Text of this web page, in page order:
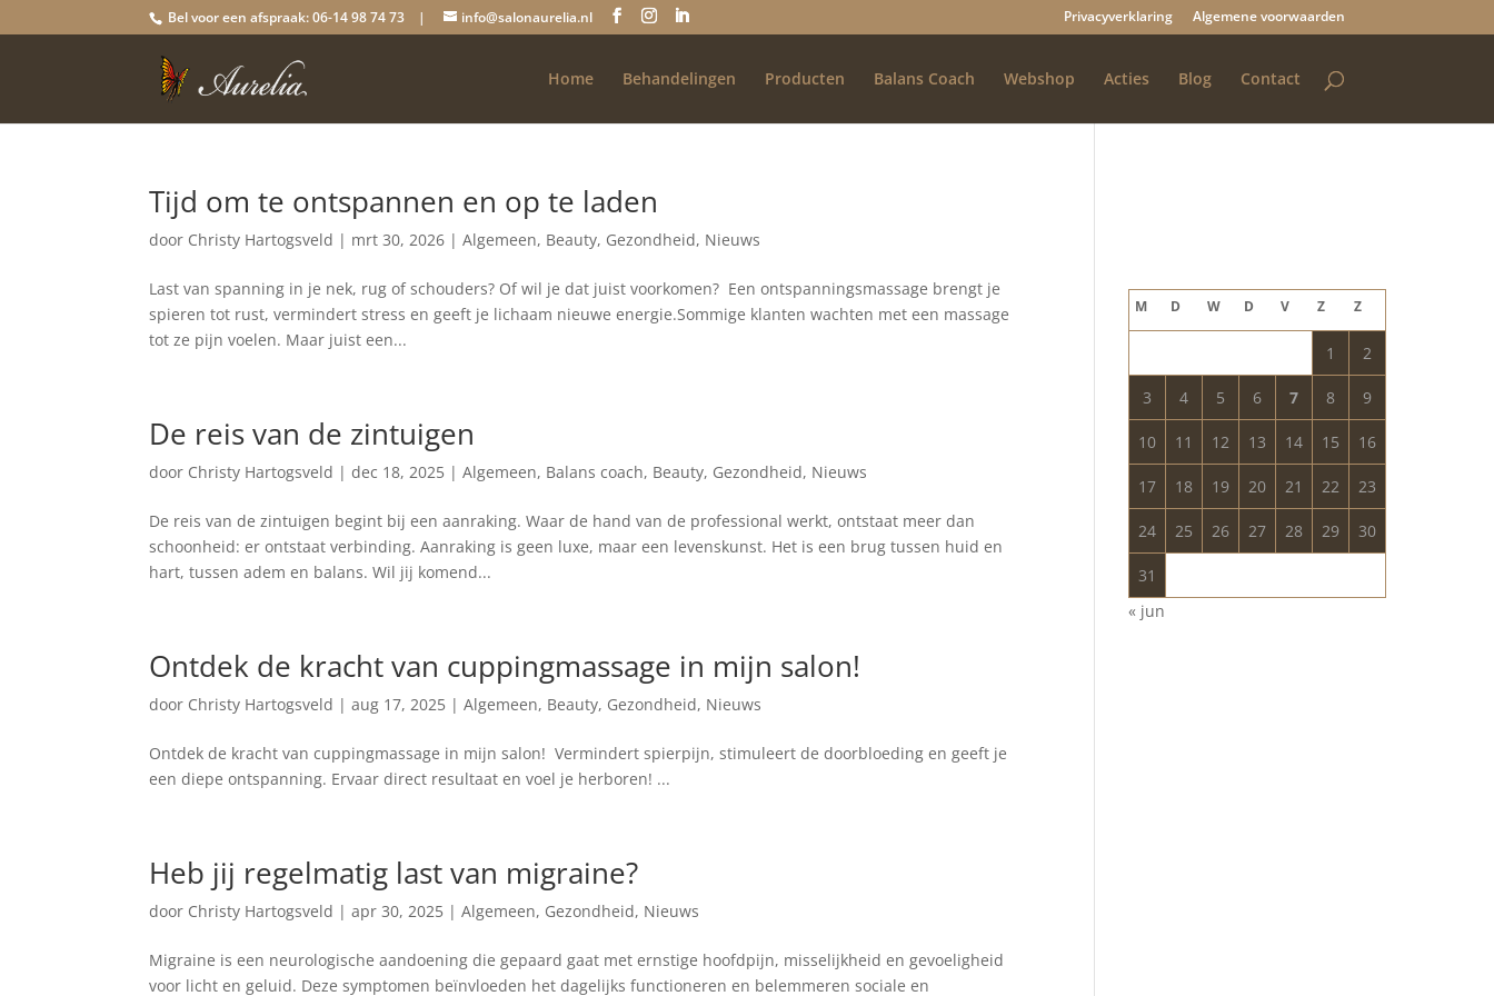
Bel voor een afspraak: 06-14 98 74 73 | info@salonaurelia.nl Privacyverklaring Algemene voorwaarden
Home Behandelingen Producten Balans Coach Webshop Acties Blog Contact
Tijd om te ontspannen en op te laden
door Christy Hartogsveld | mrt 30, 2026 |Algemeen, Beauty, Gezondheid, Nieuws
Last van spanning in je nek, rug of schouders? Of wil je dat juist voorkomen? Een ontspanningsmassage brengt je
spieren tot rust, vermindert stress en geeft je lichaam nieuwe energie.Sommige klanten wachten met een massage
tot ze pijn voelen. Maar juist een...
De reis van de zintuigen
door Christy Hartogsveld |dec 18, 2025 |Algemeen, Balans coach, Beauty, Gezondheid, Nieuws
De reis van de zintuigen begint bij een aanraking. Waar de hand van de professional werkt, ontstaat meer dan
schoonheid: er ontstaat verbinding. Aanraking is geen luxe, maar een levenskunst. Het is een brug tussen huid en
hart, tussen adem en balans. Wil jij komend...
Ontdek de kracht van cuppingmassage in mijn salon!
door Christy Hartogsveld |aug 17, 2025 |Algemeen, Beauty, Gezondheid, Nieuws
Ontdek de kracht van cuppingmassage in mijn salon! Vermindert spierpijn, stimuleert de doorbloeding en geeft je
een diepe ontspanning. Ervaar direct resultaat en voel je herboren! ...
Heb jij regelmatig last van migraine?
door Christy Hartogsveld |apr 30, 2025 |Algemeen, Gezondheid, Nieuws
Migraine is een neurologische aandoening die gepaard gaat met ernstige hoofdpijn, misselijkheid en gevoeligheid
voor licht en geluid. Deze symptomen beïnvloeden het dagelijks functioneren en belemmeren sociale en
M D W D V Z Z
1 2
3 4 5 6 7 8 9
10 11 12 13 14 15 16
17 18 19 20 21 22 23
24 25 26 27 28 29 30
31
« jun